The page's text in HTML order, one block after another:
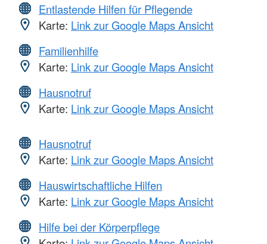
Entlastende Hilfen für Pflegende
Karte: Link zur Google Maps Ansicht
Familienhilfe
Karte: Link zur Google Maps Ansicht
Hausnotruf
Karte: Link zur Google Maps Ansicht
Hausnotruf
Karte: Link zur Google Maps Ansicht
Hauswirtschaftliche Hilfen
Karte: Link zur Google Maps Ansicht
Hilfe bei der Körperpflege